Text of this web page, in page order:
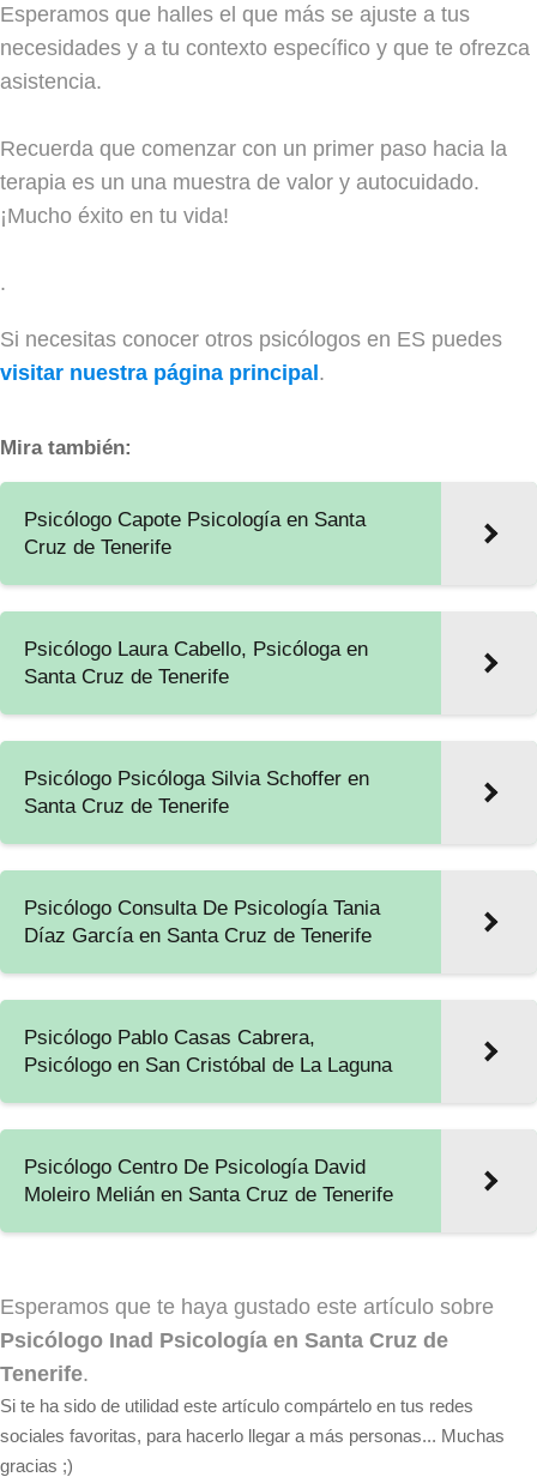
Esperamos que halles el que más se ajuste a tus
necesidades y a tu contexto específico y que te ofrezca
asistencia.
Recuerda que comenzar con un primer paso hacia la
terapia es un una muestra de valor y autocuidado.
¡Mucho éxito en tu vida!
.
Si necesitas conocer otros psicólogos en ES puedes
visitar nuestra página principal.
Mira también:
Psicólogo Capote Psicología en Santa
Cruz de Tenerife
Psicólogo Laura Cabello, Psicóloga en
Santa Cruz de Tenerife
Psicólogo Psicóloga Silvia Schoffer en
Santa Cruz de Tenerife
Psicólogo Consulta De Psicología Tania
Díaz García en Santa Cruz de Tenerife
Psicólogo Pablo Casas Cabrera,
Psicólogo en San Cristóbal de La Laguna
Psicólogo Centro De Psicología David
Moleiro Melián en Santa Cruz de Tenerife
Esperamos que te haya gustado este artículo sobre
Psicólogo Inad Psicología en Santa Cruz de
Tenerife.
Si te ha sido de utilidad este artículo compártelo en tus redes
sociales favoritas, para hacerlo llegar a más personas... Muchas
gracias ;)